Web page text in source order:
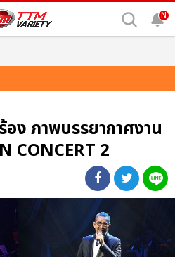
N
ง ภาพบรรยากาศงาน
CONCERT 2